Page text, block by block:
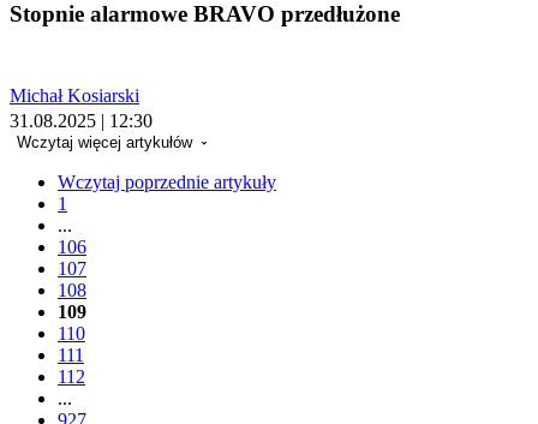
Stopnie alarmowe BRAVO przedłużone
Michał Kosiarski
31.08.2025 | 12:30
Wczytaj więcej artykułów
Wczytaj poprzednie artykuły
1
...
106
107
108
109
110
111
112
...
927